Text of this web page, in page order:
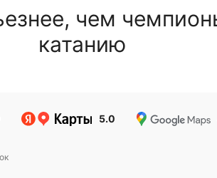
чем
катанию
5.0